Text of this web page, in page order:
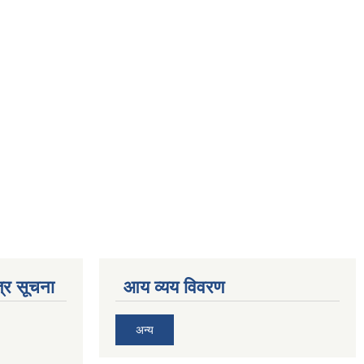
सूचना आय व्यय विवरण
अन्य